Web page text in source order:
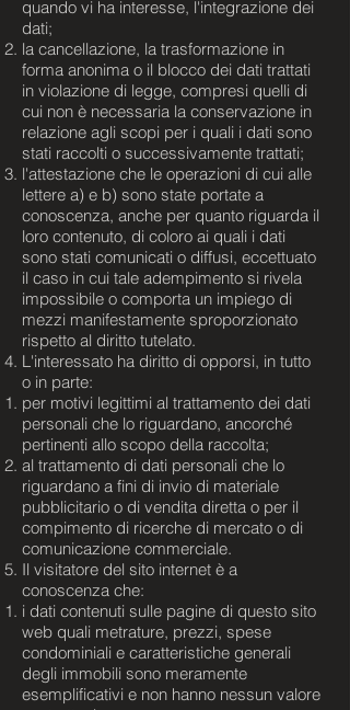
quando vi ha interesse, l'integrazione dei
dati;
la cancellazione, la trasformazione in
forma anonima o il blocco dei dati trattati
in violazione di legge, compresi quelli di
cui non è necessaria la conservazione in
relazione agli scopi per i quali i dati sono
stati raccolti o successivamente trattati;
l'attestazione che le operazioni di cui alle
lettere a) e b) sono state portate a
conoscenza, anche per quanto riguarda il
loro contenuto, di coloro ai quali i dati
sono stati comunicati o diffusi, eccettuato
il caso in cui tale adempimento si rivela
impossibile o comporta un impiego di
mezzi manifestamente sproporzionato
rispetto al diritto tutelato.
L'interessato ha diritto di opporsi, in tutto
o in parte:
per motivi legittimi al trattamento dei dati
personali che lo riguardano, ancorché
pertinenti allo scopo della raccolta;
al trattamento di dati personali che lo
riguardano a fini di invio di materiale
pubblicitario o di vendita diretta o per il
compimento di ricerche di mercato o di
comunicazione commerciale.
Il visitatore del sito internet è a
conoscenza che:
i dati contenuti sulle pagine di questo sito
web quali metrature, prezzi, spese
condominiali e caratteristiche generali
degli immobili sono meramente
esemplificativi e non hanno nessun valore